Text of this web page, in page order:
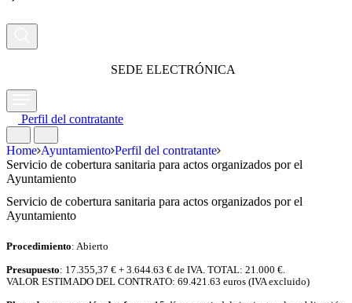
SEDE ELECTRÓNICA
Perfil del contratante
Home Ayuntamiento Perfil del contratante
Servicio de cobertura sanitaria para actos organizados por el
Ayuntamiento
Servicio de cobertura sanitaria para actos organizados por el
Ayuntamiento
Procedimiento: Abierto
Presupuesto: 17.355,37 € + 3.644.63 € de IVA. TOTAL: 21.000 €.
VALOR ESTIMADO DEL CONTRATO: 69.421.63 euros (IVA excluido)